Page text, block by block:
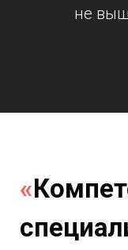
не
«